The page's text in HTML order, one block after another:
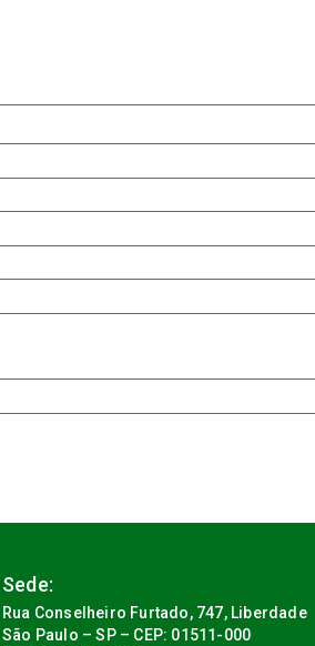
Sede:
Rua Conselheiro Furtado, 747, Liberdade
São Paulo – SP – CEP: 01511-000